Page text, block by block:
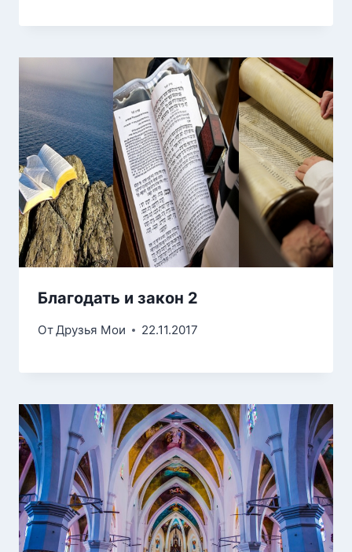
Благодать и закон 2
ОтДрузья Мои 22.11.2017